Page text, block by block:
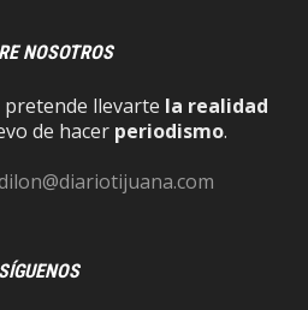
NOSOTROS
pretende llevarte la realidad
de hacer periodismo.
SÍGUENOS